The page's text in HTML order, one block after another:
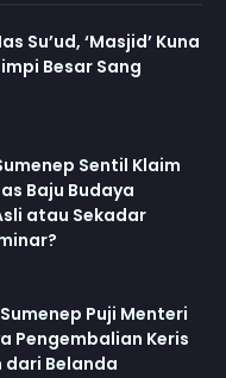
Su’ud, ‘Masjid’ Kuna
Besar Sang
Sentil Klaim
Baju Budaya
atau Sekadar
Puji Menteri
Pengembalian Keris
dari Belanda